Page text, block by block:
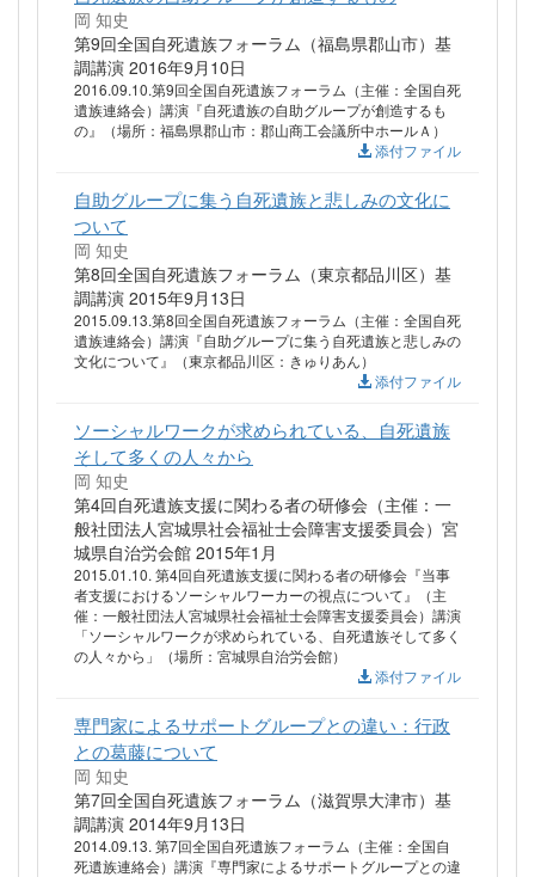
岡 知史
第9回全国自死遺族フォーラム（福島県郡山市）基
調講演 2016年9月10日
2016.09.10.第9回全国自死遺族フォーラム（主催：全国自死
遺族連絡会）講演『自死遺族の自助グループが創造するも
の』（場所：福島県郡山市：郡山商工会議所中ホールＡ）
添付ファイル
自助グループに集う自死遺族と悲しみの文化に
ついて
岡 知史
第8回全国自死遺族フォーラム（東京都品川区）基
調講演 2015年9月13日
2015.09.13.第8回全国自死遺族フォーラム（主催：全国自死
遺族連絡会）講演『自助グループに集う自死遺族と悲しみの
文化について』（東京都品川区：きゅりあん）
添付ファイル
ソーシャルワークが求められている、自死遺族
そして多くの人々から
岡 知史
第4回自死遺族支援に関わる者の研修会（主催：一
般社団法人宮城県社会福祉士会障害支援委員会）宮
城県自治労会館 2015年1月
2015.01.10. 第4回自死遺族支援に関わる者の研修会『当事
者支援におけるソーシャルワーカーの視点について』（主
催：一般社団法人宮城県社会福祉士会障害支援委員会）講演
「ソーシャルワークが求められている、自死遺族そして多く
の人々から」（場所：宮城県自治労会館）
添付ファイル
専門家によるサポートグループとの違い：行政
との葛藤について
岡 知史
第7回全国自死遺族フォーラム（滋賀県大津市）基
調講演 2014年9月13日
2014.09.13. 第7回全国自死遺族フォーラム（主催：全国自
死遺族連絡会）講演『専門家によるサポートグループとの違